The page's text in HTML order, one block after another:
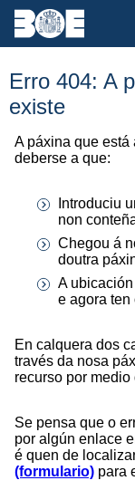
Erro 404: A
existe
A páxina que está
deberse a que:
Introduciu
non
Chegou á
doutra
A
e agora ten
En calquera dos
través da nosa
recurso por
Se pensa que o
por algún enlace
é quen de
(formulario) para